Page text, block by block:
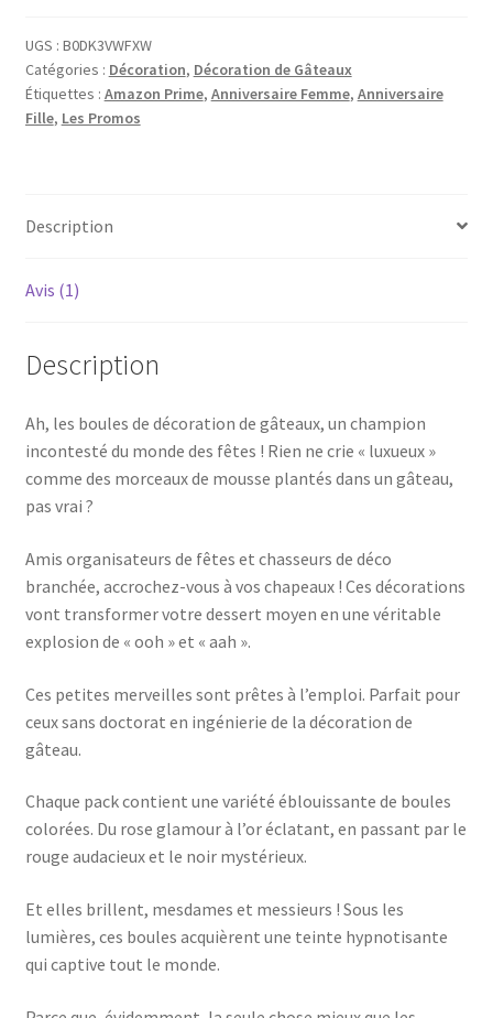
UGS : B0DK3VWFXW
Catégories : Décoration, Décoration de Gâteaux
Étiquettes : Amazon Prime, Anniversaire Femme, Anniversaire
Fille, Les Promos
Description
Avis (1)
Description
Ah, les boules de décoration de gâteaux, un champion
incontesté du monde des fêtes ! Rien ne crie « luxueux »
comme des morceaux de mousse plantés dans un gâteau,
pas vrai ?
Amis organisateurs de fêtes et chasseurs de déco
branchée, accrochez-vous à vos chapeaux ! Ces décorations
vont transformer votre dessert moyen en une véritable
explosion de « ooh » et « aah ».
Ces petites merveilles sont prêtes à l’emploi. Parfait pour
ceux sans doctorat en ingénierie de la décoration de
gâteau.
Chaque pack contient une variété éblouissante de boules
colorées. Du rose glamour à l’or éclatant, en passant par le
rouge audacieux et le noir mystérieux.
Et elles brillent, mesdames et messieurs ! Sous les
lumières, ces boules acquièrent une teinte hypnotisante
qui captive tout le monde.